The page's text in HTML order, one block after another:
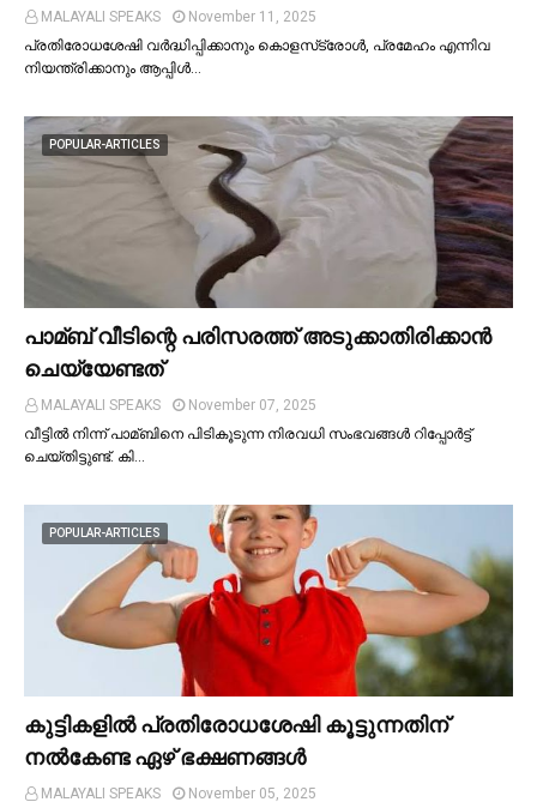
MALAYALI SPEAKS
November 11, 2025
പ്രതിരോധശേഷി വർദ്ധിപ്പിക്കാനും കൊളസ്‌ട്രോള്‍, പ്രമേഹം എന്നിവ
നിയന്ത്രിക്കാനും ആപ്പിള്‍…
POPULAR-ARTICLES
പാമ്ബ് വീടിന്റെ പരിസരത്ത് അടുക്കാതിരിക്കാൻ
ചെയ്യേണ്ടത്
MALAYALI SPEAKS
November 07, 2025
വീട്ടില്‍ നിന്ന് പാമ്ബിനെ പിടികൂടുന്ന നിരവധി സംഭവങ്ങള്‍ റിപ്പോർട്ട്
ചെയ്തിട്ടുണ്ട്. കി…
POPULAR-ARTICLES
കുട്ടികളില്‍ പ്രതിരോധശേഷി കൂട്ടുന്നതിന്
നല്‍കേണ്ട ഏഴ് ഭക്ഷണങ്ങള്‍
MALAYALI SPEAKS November 05, 2025